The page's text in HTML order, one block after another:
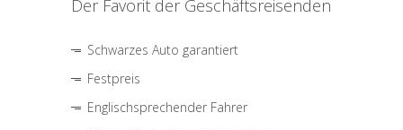
Der Favorit der Geschäftsreisenden
Schwarzes Auto garantiert
Festpreis
Englischsprechender Fahrer